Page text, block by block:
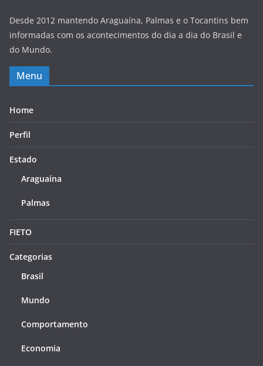
Desde 2012 mantendo Araguaína, Palmas e o Tocantins bem
informadas com os acontecimentos do dia a dia do Brasil e
do Mundo.
Menu
Home
Perfil
Estado
Araguaína
Palmas
FIETO
Categorias
Brasil
Mundo
Comportamento
Economia